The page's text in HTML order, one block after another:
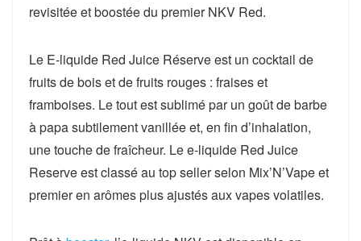
revisitée et boostée du premier NKV Red.
Le E-liquide Red Juice Réserve est un cocktail de
fruits de bois et de fruits rouges : fraises et
framboises. Le tout est sublimé par un goût de barbe
à papa subtilement vanillée et, en fin d’inhalation,
une touche de fraîcheur. Le e-liquide Red Juice
Reserve est classé au top seller selon Mix’N’Vape et
premier en arômes plus ajustés aux vapes volatiles.